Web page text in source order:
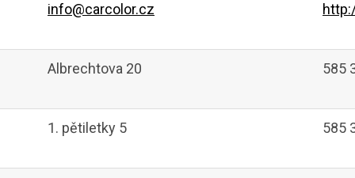
info@carcolor.cz
Albrechtova 20 585
1. pětiletky 5 585